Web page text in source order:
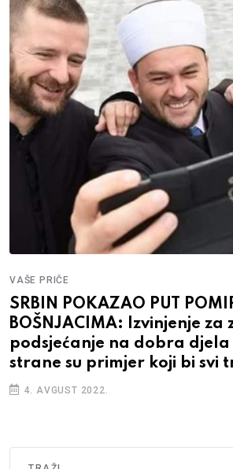
VAŠE PRIČE
SRBIN POKAZAO PUT
BOŠNJACIMA: Izvinjenje za
podsjećanje na dobra djela
strane su primjer koji bi svi
4. AVGUST 2022.